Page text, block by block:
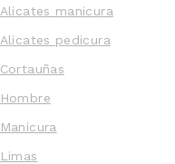
Alicates manicura
Alicates pedicura
Cortauñas
Hombre
Manicura
Limas